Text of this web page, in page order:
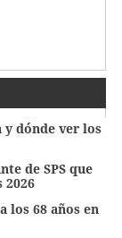
y dónde ver los
de SPS que
2026
los 68 años en